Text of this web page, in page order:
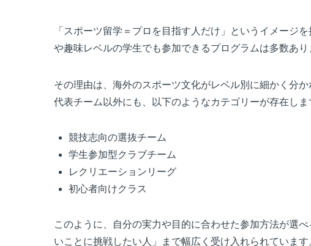
「スポーツ留学＝プロを目指す人だけ」というイメージ
や趣味レベルの学生でも参加できるプログラムは多数あり
その理由は、海外のスポーツ文化がレベル別に細かく分
代表チーム以外にも、以下のようなカテゴリーが存在しま
競技志向の選抜チーム
学生参加型クラブチーム
レクリエーションリーグ
初心者向けクラス
このように、自分の実力や目的に合わせた参加方法が選
いことに挑戦したい人」まで幅広く受け入れられています